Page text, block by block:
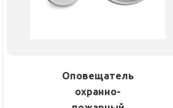
Оповещатель
охранно-